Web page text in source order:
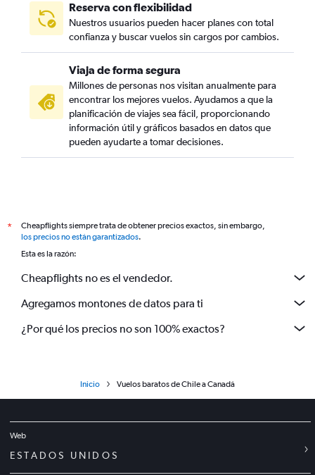
Reserva con flexibilidad
Nuestros usuarios pueden hacer planes con total
confianza y buscar vuelos sin cargos por cambios.
Viaja de forma segura
Millones de personas nos visitan anualmente para
encontrar los mejores vuelos. Ayudamos a que la
planificación de viajes sea fácil, proporcionando
información útil y gráficos basados en datos que
pueden ayudarte a tomar decisiones.
*
Cheapflights siempre trata de obtener precios exactos, sin embargo,
los precios no están garantizados.
Esta es la razón:
Cheapflights no es el vendedor.
Agregamos montones de datos para ti
¿Por qué los precios no son 100% exactos?
Inicio Vuelos baratos de Chile a Canadá
Web
ESTADOS UNIDOS